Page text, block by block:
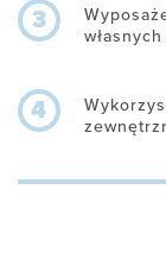
3
4